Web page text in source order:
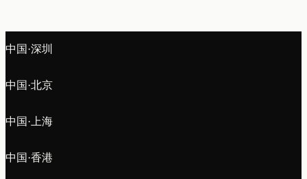
中国·深圳
中国·北京
中国·上海
中国·香港